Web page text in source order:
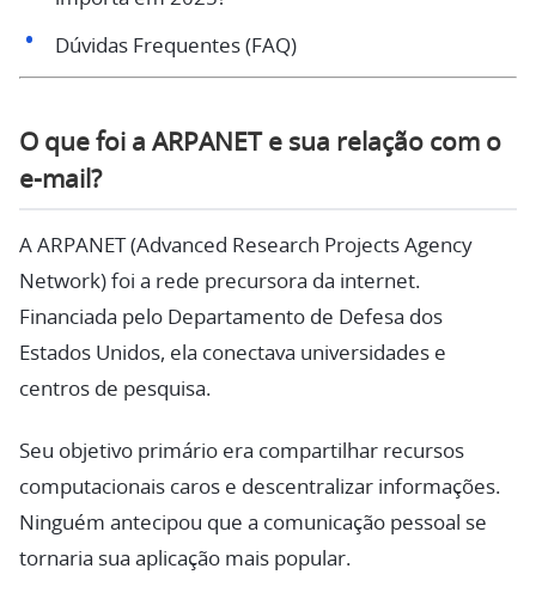
Dúvidas Frequentes (FAQ)
O que foi a ARPANET e sua relação com o
e-mail?
A ARPANET (Advanced Research Projects Agency
Network) foi a rede precursora da internet.
Financiada pelo Departamento de Defesa dos
Estados Unidos, ela conectava universidades e
centros de pesquisa.
Seu objetivo primário era compartilhar recursos
computacionais caros e descentralizar informações.
Ninguém antecipou que a comunicação pessoal se
tornaria sua aplicação mais popular.